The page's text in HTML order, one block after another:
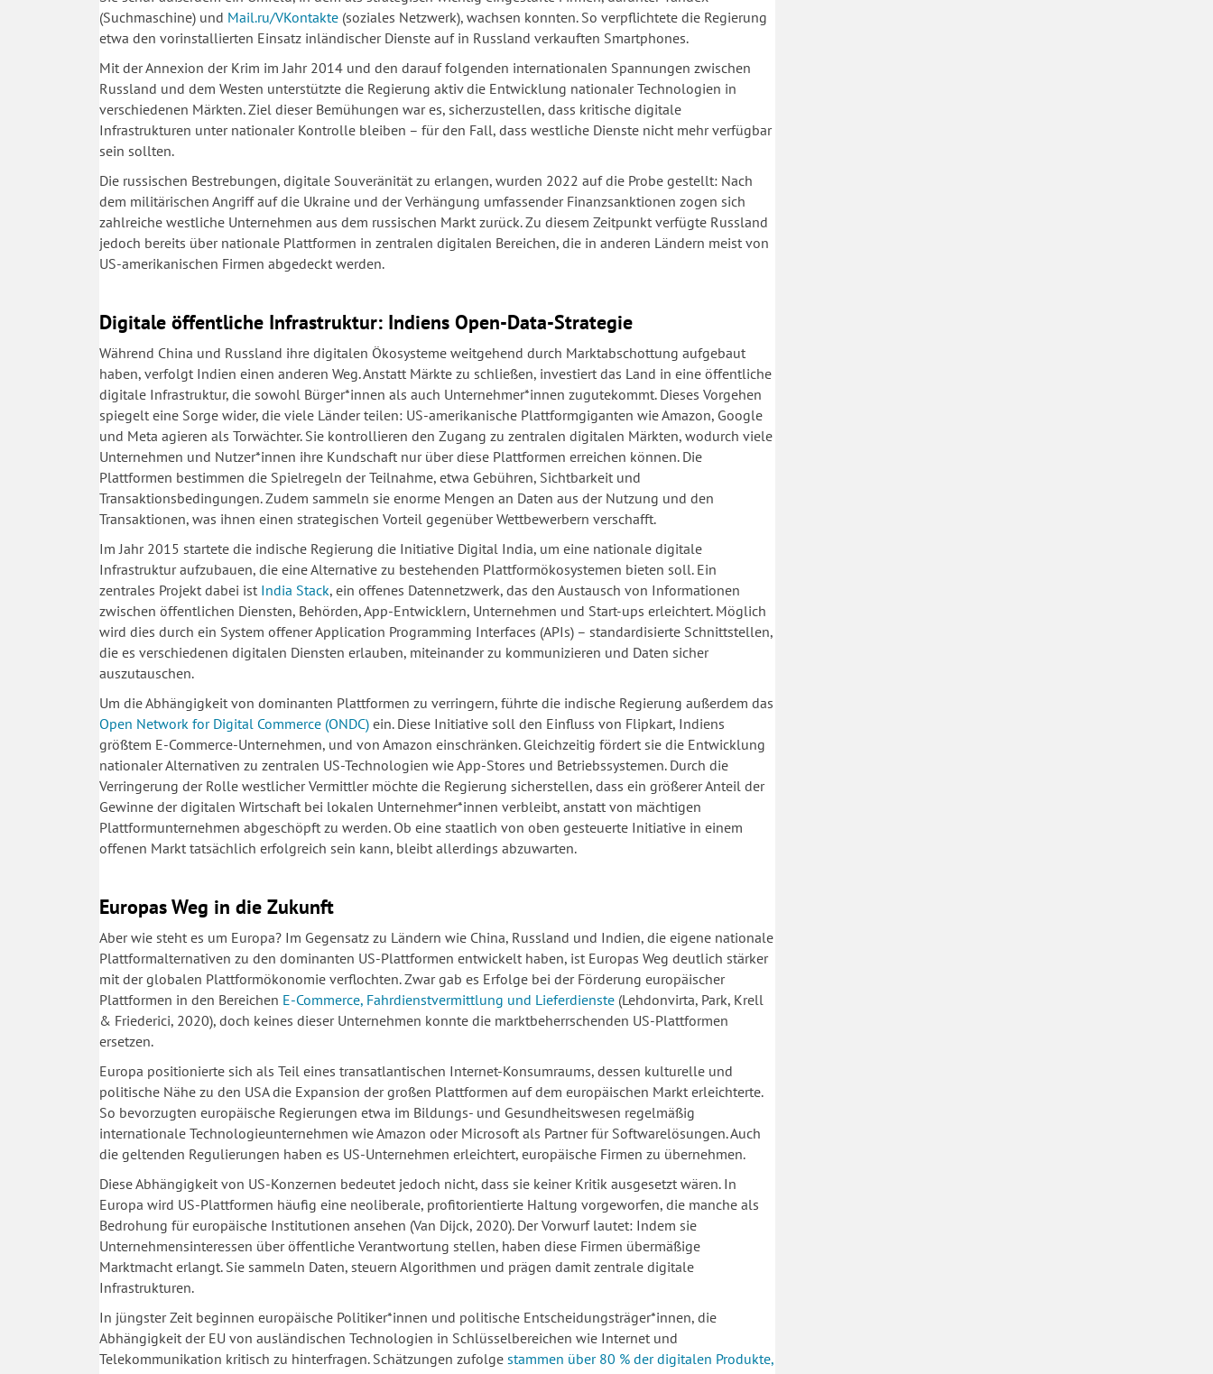
(Suchmaschine) und Mail.ru/VKontakte (soziales Netzwerk), wachsen konnten. So verpflichtete die Regierung
etwa den vorinstallierten Einsatz inländischer Dienste auf in Russland verkauften Smartphones.
Mit der Annexion der Krim im Jahr 2014 und den darauf folgenden internationalen Spannungen zwischen
Russland und dem Westen unterstützte die Regierung aktiv die Entwicklung nationaler Technologien in
verschiedenen Märkten. Ziel dieser Bemühungen war es, sicherzustellen, dass kritische digitale
Infrastrukturen unter nationaler Kontrolle bleiben – für den Fall, dass westliche Dienste nicht mehr verfügbar
sein sollten.
Die russischen Bestrebungen, digitale Souveränität zu erlangen, wurden 2022 auf die Probe gestellt: Nach
dem militärischen Angriff auf die Ukraine und der Verhängung umfassender Finanzsanktionen zogen sich
zahlreiche westliche Unternehmen aus dem russischen Markt zurück. Zu diesem Zeitpunkt verfügte Russland
jedoch bereits über nationale Plattformen in zentralen digitalen Bereichen, die in anderen Ländern meist von
US-amerikanischen Firmen abgedeckt werden.
Digitale öffentliche Infrastruktur: Indiens Open-Data-Strategie
Während China und Russland ihre digitalen Ökosysteme weitgehend durch Marktabschottung aufgebaut
haben, verfolgt Indien einen anderen Weg. Anstatt Märkte zu schließen, investiert das Land in eine öffentliche
digitale Infrastruktur, die sowohl Bürger*innen als auch Unternehmer*innen zugutekommt. Dieses Vorgehen
spiegelt eine Sorge wider, die viele Länder teilen: US-amerikanische Plattformgiganten wie Amazon, Google
und Meta agieren als Torwächter. Sie kontrollieren den Zugang zu zentralen digitalen Märkten, wodurch viele
Unternehmen und Nutzer*innen ihre Kundschaft nur über diese Plattformen erreichen können. Die
Plattformen bestimmen die Spielregeln der Teilnahme, etwa Gebühren, Sichtbarkeit und
Transaktionsbedingungen. Zudem sammeln sie enorme Mengen an Daten aus der Nutzung und den
Transaktionen, was ihnen einen strategischen Vorteil gegenüber Wettbewerbern verschafft.
Im Jahr 2015 startete die indische Regierung die Initiative Digital India, um eine nationale digitale
Infrastruktur aufzubauen, die eine Alternative zu bestehenden Plattformökosystemen bieten soll. Ein
zentrales Projekt dabei ist India Stack, ein offenes Datennetzwerk, das den Austausch von Informationen
zwischen öffentlichen Diensten, Behörden, App-Entwicklern, Unternehmen und Start-ups erleichtert. Möglich
wird dies durch ein System offener Application Programming Interfaces (APIs) – standardisierte Schnittstellen,
die es verschiedenen digitalen Diensten erlauben, miteinander zu kommunizieren und Daten sicher
auszutauschen.
Um die Abhängigkeit von dominanten Plattformen zu verringern, führte die indische Regierung außerdem das
Open Network for Digital Commerce (ONDC) ein. Diese Initiative soll den Einfluss von Flipkart, Indiens
größtem E-Commerce-Unternehmen, und von Amazon einschränken. Gleichzeitig fördert sie die Entwicklung
nationaler Alternativen zu zentralen US-Technologien wie App-Stores und Betriebssystemen. Durch die
Verringerung der Rolle westlicher Vermittler möchte die Regierung sicherstellen, dass ein größerer Anteil der
Gewinne der digitalen Wirtschaft bei lokalen Unternehmer*innen verbleibt, anstatt von mächtigen
Plattformunternehmen abgeschöpft zu werden. Ob eine staatlich von oben gesteuerte Initiative in einem
offenen Markt tatsächlich erfolgreich sein kann, bleibt allerdings abzuwarten.
Europas Weg in die Zukunft
Aber wie steht es um Europa? Im Gegensatz zu Ländern wie China, Russland und Indien, die eigene nationale
Plattformalternativen zu den dominanten US-Plattformen entwickelt haben, ist Europas Weg deutlich stärker
mit der globalen Plattformökonomie verflochten. Zwar gab es Erfolge bei der Förderung europäischer
Plattformen in den Bereichen E-Commerce, Fahrdienstvermittlung und Lieferdienste (Lehdonvirta, Park, Krell
& Friederici, 2020), doch keines dieser Unternehmen konnte die marktbeherrschenden US-Plattformen
ersetzen.
Europa positionierte sich als Teil eines transatlantischen Internet-Konsumraums, dessen kulturelle und
politische Nähe zu den USA die Expansion der großen Plattformen auf dem europäischen Markt erleichterte.
So bevorzugten europäische Regierungen etwa im Bildungs- und Gesundheitswesen regelmäßig
internationale Technologieunternehmen wie Amazon oder Microsoft als Partner für Softwarelösungen. Auch
die geltenden Regulierungen haben es US-Unternehmen erleichtert, europäische Firmen zu übernehmen.
Diese Abhängigkeit von US-Konzernen bedeutet jedoch nicht, dass sie keiner Kritik ausgesetzt wären. In
Europa wird US-Plattformen häufig eine neoliberale, profitorientierte Haltung vorgeworfen, die manche als
Bedrohung für europäische Institutionen ansehen (Van Dijck, 2020). Der Vorwurf lautet: Indem sie
Unternehmensinteressen über öffentliche Verantwortung stellen, haben diese Firmen übermäßige
Marktmacht erlangt. Sie sammeln Daten, steuern Algorithmen und prägen damit zentrale digitale
Infrastrukturen.
In jüngster Zeit beginnen europäische Politiker*innen und politische Entscheidungsträger*innen, die
Abhängigkeit der EU von ausländischen Technologien in Schlüsselbereichen wie Internet und
Telekommunikation kritisch zu hinterfragen. Schätzungen zufolge stammen über 80 % der digitalen Produkte,